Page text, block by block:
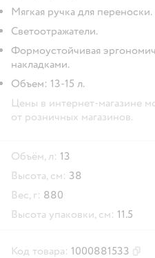
Мягкая ручка для переноски.
Светоотражатели.
Формоустойчивая
накладками.
Объем: 13-15 л.
Цены в интернет-магазине
от розничных магазинов.
Объём, л: 13
Высота, см: 38
Вес, г: 880
Высота упаковки, см: 11.5
Код товара: 1000881533